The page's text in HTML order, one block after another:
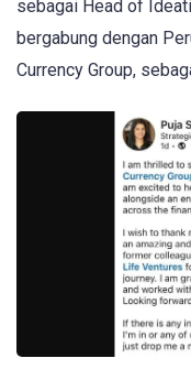
sebagai Head of
bergabung dengan
Currency Group,